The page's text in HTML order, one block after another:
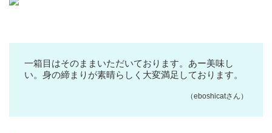
一箱目はそのままいただいております。あー美味し
い。身の締まりが素晴らしく大変満足しております。
（eboshicatさん）